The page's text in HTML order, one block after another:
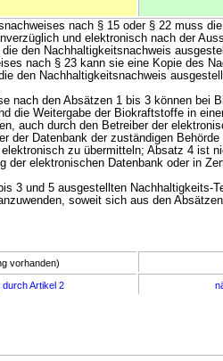
nach § 15 oder § 22 muss
und elektronisch nach der
den Nachhaltigkeitsnachweis
nach § 23 kann sie eine Kopie des
den Nachhaltigkeitsnachweis
nach den Absätzen 1 bis 3 können bei
die Weitergabe der Biokraftstoffe in
auch durch den Betreiber der
der Datenbank der zuständigen
elektronisch zu übermitteln; Absatz 4 ist
der elektronischen Datenbank oder in
3 und 5 ausgestellten Nachhaltigkeits-
soweit sich aus den
vorhanden)
Artikel 2